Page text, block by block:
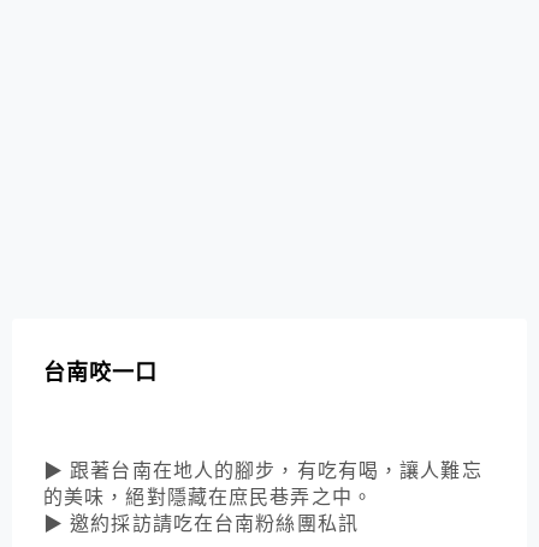
台南咬一口
▶ 跟著台南在地人的腳步，有吃有喝，讓人難忘
的美味，絕對隱藏在庶民巷弄之中。
▶ 邀約採訪請吃在台南粉絲團私訊